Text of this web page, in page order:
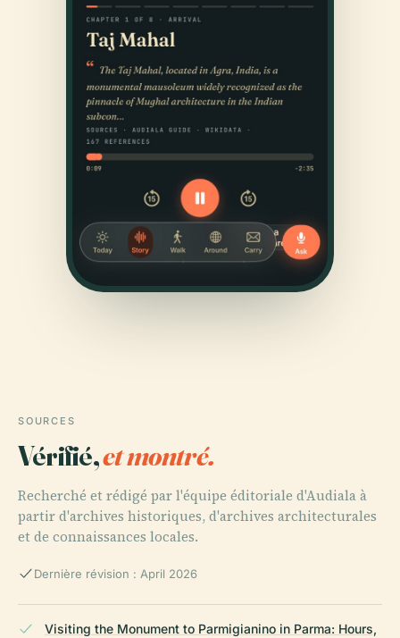
SOURCES
Vérifié,et montré.
Recherché et rédigé par l'équipe éditoriale d'Audiala à
partir d'archives historiques, d'archives architecturales
et de connaissances locales.
Dernière révision : April 2026
Visiting the Monument to Parmigianino in Parma: Hours,